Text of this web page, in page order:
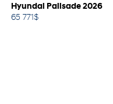
Hyundai Palisade 2026
65 771$